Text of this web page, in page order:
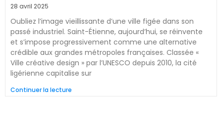
28 avril 2025
Oubliez l’image vieillissante d’une ville figée dans son
passé industriel. Saint-Étienne, aujourd’hui, se réinvente
et s’impose progressivement comme une alternative
crédible aux grandes métropoles françaises. Classée «
Ville créative design » par l’UNESCO depuis 2010, la cité
ligérienne capitalise sur
Continuer la lecture